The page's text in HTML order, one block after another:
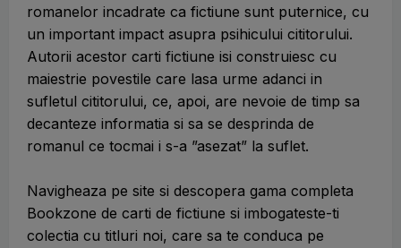
romanelor incadrate ca fictiune sunt puternice, cu
un important impact asupra psihicului cititorului.
Autorii acestor carti fictiune isi construiesc cu
maiestrie povestile care lasa urme adanci in
sufletul cititorului, ce, apoi, are nevoie de timp sa
decanteze informatia si sa se desprinda de
romanul ce tocmai i s-a ”asezat” la suflet.
Navigheaza pe site si descopera gama completa
Bookzone de carti de fictiune si imbogateste-ti
colectia cu titluri noi, care sa te conduca pe